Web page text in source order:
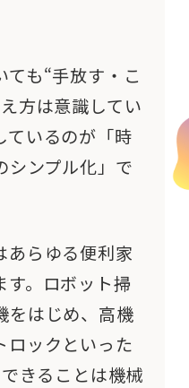
ても“手放す・こ
方は意識してい
ているのが「時
シンプル化」で
あらゆる便利家
す。ロボット掃
はじめ、 高機
ロックといった
きることは機械